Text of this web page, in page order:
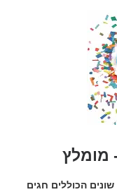
מומלץ
הכוללים חגים